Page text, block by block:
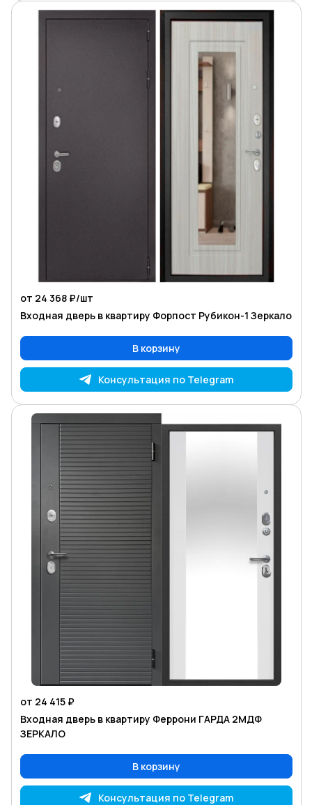
от 24 368 ₽/шт
Входная дверь в квартиру Форпост Рубикон-1 Зеркало
В корзину
Консультация по Telegram
от 24 415 ₽
Входная дверь в квартиру Феррони ГАРДА 2МДФ
ЗЕРКАЛО
В корзину
Консультация по Telegram